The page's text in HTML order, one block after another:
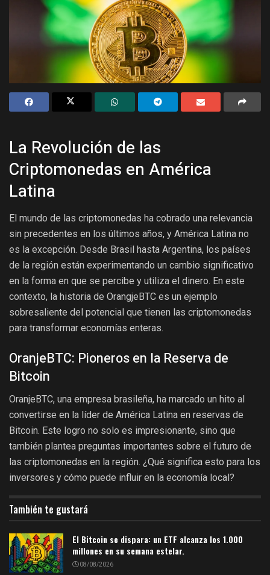
La Revolución de las
Criptomonedas en América
Latina
El mundo de las criptomonedas ha cobrado una relevancia
sin precedentes en los últimos años, y América Latina no
es la excepción. Desde Brasil hasta Argentina, los países
de la región están experimentando un cambio significativo
en la forma en que se percibe y utiliza el dinero. En este
contexto, la historia de OrangjeBTC es un ejemplo
sobresaliente del potencial que tienen las criptomonedas
para transformar economías enteras.
OranjeBTC: Pioneros en la Reserva de
Bitcoin
OranjeBTC, una empresa brasileña, ha marcado un hito al
convertirse en la líder de América Latina en reservas de
Bitcoin. Este logro no solo es impresionante, sino que
también plantea preguntas importantes sobre el futuro de
las criptomonedas en la región. ¿Qué significa esto para los
inversores y cómo puede influir en la economía local?
También te gustará
El Bitcoin se dispara: un ETF alcanza los 1.000
millones en su semana estelar.
08/08/2026